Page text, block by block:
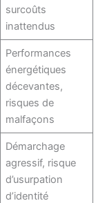
surcoûts
inattendus
Performances
énergétiques
décevantes,
risques de
malfaçons
Démarchage
agressif, risque
d’usurpation
d’identité